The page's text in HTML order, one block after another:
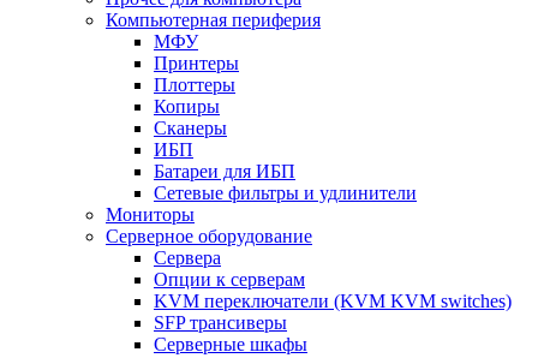
Компьютерная периферия
МФУ
Принтеры
Плоттеры
Копиры
Сканеры
ИБП
Батареи для ИБП
Сетевые фильтры и удлинители
Мониторы
Серверное оборудование
Сервера
Опции к серверам
KVM переключатели (KVM KVM switches)
SFP трансиверы
Серверные шкафы